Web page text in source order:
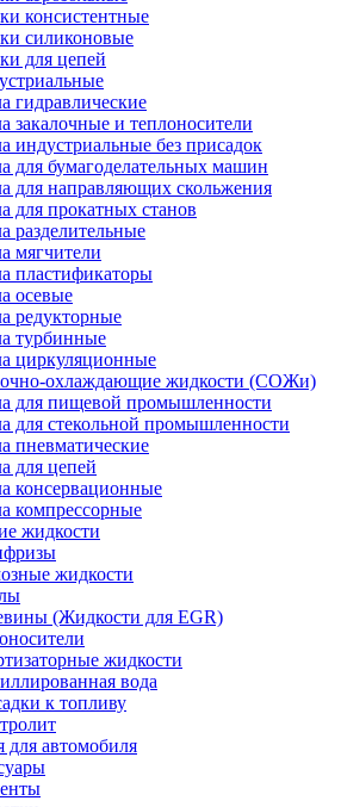
консистентные
силиконовые
для цепей
гидравлические
закалочные и теплоносители
индустриальные без присадок
для бумагоделательных машин
для направляющих скольжения
для прокатных станов
разделительные
мягчители
пластификаторы
осевые
редукторные
турбинные
циркуляционные
охлаждающие жидкости (СОЖи)
для пищевой промышленности
для стекольной промышленности
пневматические
для цепей
консервационные
компрессорные
жидкости
жидкости
(Жидкости для EGR)
жидкости
вода
к топливу
для автомобиля